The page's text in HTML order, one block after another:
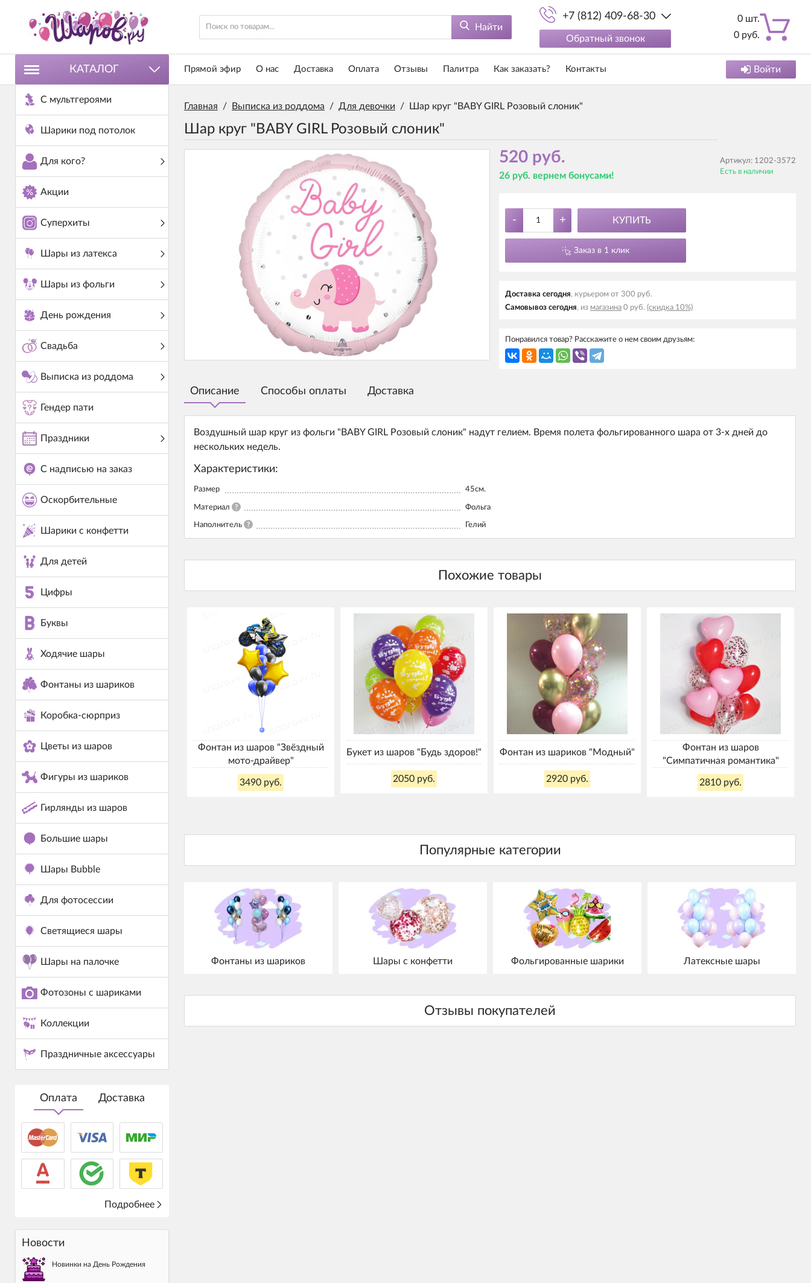
Найти
+7 (812) 409-68-30
Обратный звонок
0 шт.
0 руб.
КАТАЛОГ
С мультгероями
Шарики под потолок
Для кого?
Акции
Суперхиты
Шары из латекса
Шары из фольги
День рождения
Свадьба
Выписка из роддома
Гендер пати
Праздники
С надписью на заказ
Оскорбительные
Шарики с конфетти
Для детей
Цифры
Буквы
Ходячие шары
Фонтаны из шариков
Коробка-сюрприз
Цветы из шаров
Фигуры из шариков
Гирлянды из шаров
Большие шары
Шары Bubble
Для фотосессии
Светящиеся шары
Шары на палочке
Фотозоны с шариками
Коллекции
Праздничные аксессуары
Оплата Доставка
Подробнее
Новости
Новинки на День Рождения
Прямой эфир О нас Доставка Оплата Отзывы Палитра Как заказать? Контакты Войти
Главная / Выписка из роддома / Для девочки / Шар круг "BABY GIRL Розовый слоник"
Шар круг "BABY GIRL Розовый слоник"
520 руб.
26 руб. вернем бонусами!
Артикул: 1202-3572
Есть в наличии
- + КУПИТЬ
Заказ в 1 клик
Доставка cегодня, курьером от 300 руб.
Самовывоз cегодня, из магазина 0 руб. (скидка 10%)
Понравился товар? Расскажите о нем своим друзьям:
Описание Способы оплаты Доставка
Воздушный шар круг из фольги "BABY GIRL Розовый слоник" надут гелием. Время полета фольгированного шара от 3-х дней до
нескольких недель.
Характеристики:
Размер 45см.
Материал ? Фольга
Наполнитель ? Гелий
Фонтан из шаров "Звёздный
мото-драйвер"
3490 руб.
Букет из шаров "Будь здоров!"
2050 руб.
Фонтан из шариков "Модный"
2920 руб.
Фонтан из шаров
"Симпатичная романтика"
2810 руб.
Фонтаны из шариков Шары с конфетти Фольгированные шарики Латексные шары